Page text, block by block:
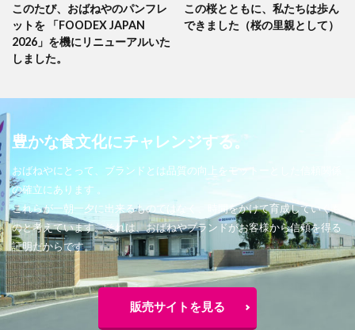
このたび、おばねやのパンフレ
ットを 「FOODEX JAPAN
2026」を機にリニューアルいた
しました。
この桜とともに、私たちは歩ん
できました（桜の里親として）
豊かな食文化にチャレンジする。
おばねやにとって、ブランドとは品質の向上をモットーとした信頼関係
の確立にあります 。
これらが一朝一夕に出来るものではなく、時間をかけて育成していくも
のと考えています。それは、おばねやブランドがお客様から信頼を得る
証明だからです。
販売サイトを見る